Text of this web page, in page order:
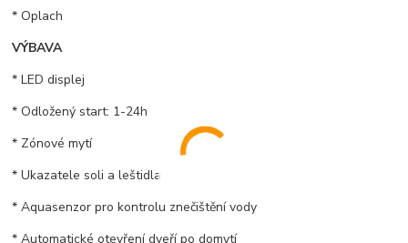
* Oplach
VÝBAVA
* LED displej
* Odložený start: 1-24h
* Zónové mytí
* Ukazatele soli a leštidla
* Aquasenzor pro kontrolu znečištění vody
* Automatické otevření dveří po domytí